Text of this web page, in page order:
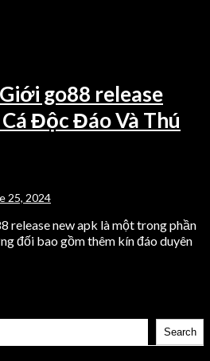
go88 release
Độc Đáo Và Thú
25, 2024
release new apk là một trong phần
đối bao gồm thêm kín đáo duyên
Search